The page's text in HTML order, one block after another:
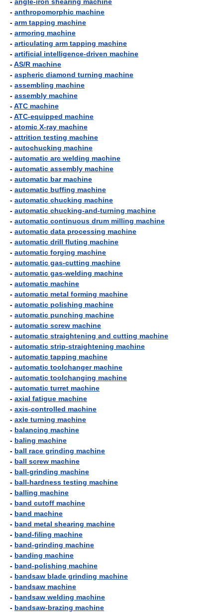
- anthropomorphic machine
- arm tapping machine
- armoring machine
- articulating arm tapping machine
- artificial intelligence-driven machine
-AS/R machine
- aspheric diamond turning machine
- assembling machine
- assembly machine
-ATC machine
-ATC-equipped machine
- atomic X-ray machine
- attrition testing machine
- autochucking machine
- automatic arc welding machine
- automatic assembly machine
- automatic bar machine
- automatic buffing machine
- automatic chucking machine
- automatic chucking-and-turning machine
- automatic continuous drum milling machine
- automatic data processing machine
- automatic drill fluting machine
- automatic forging machine
- automatic gas-cutting machine
- automatic gas-welding machine
- automatic machine
- automatic metal forming machine
- automatic polishing machine
- automatic punching machine
- automatic screw machine
- automatic straightening and cutting machine
- automatic strip-straightening machine
- automatic tapping machine
- automatic toolchanger machine
- automatic toolchanging machine
- automatic turret machine
- axial fatigue machine
- axis-controlled machine
- axle turning machine
- balancing machine
- baling machine
- ball race grinding machine
- ball screw machine
- ball-grinding machine
- ball-hardness testing machine
- balling machine
- band cutoff machine
- band machine
- band metal shearing machine
- band-filing machine
- band-grinding machine
- banding machine
- band-polishing machine
- bandsaw blade grinding machine
- bandsaw machine
- bandsaw welding machine
- bandsaw-brazing machine